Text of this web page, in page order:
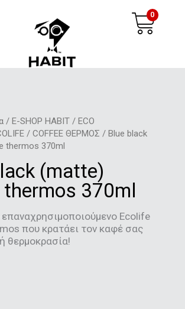
0
/ E-SHOP HABIT/ ECO
/ COFFEE ΘΕΡΜΟΣ / Βlue black
thermos 370ml
(matte)
370ml
Ecolife
που κρατάει τον καφέ σας
θερμοκρασία!